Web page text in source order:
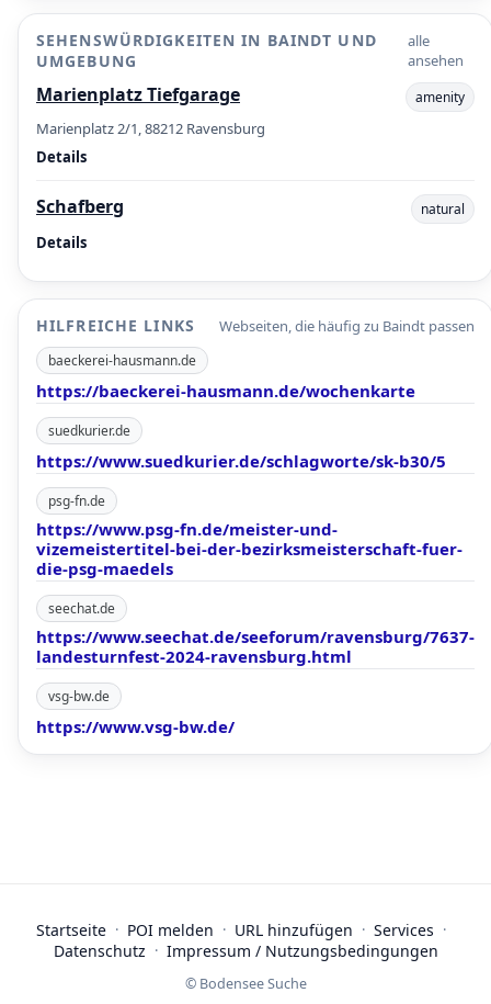
SEHENSWÜRDIGKEITEN IN BAINDT UND
UMGEBUNG
alle
ansehen
Marienplatz Tiefgarage amenity
Marienplatz 2/1, 88212 Ravensburg
Details
Schafberg natural
Details
HILFREICHE LINKS Webseiten, die häufig zu Baindt passen
baeckerei-hausmann.de
https://baeckerei-hausmann.de/wochenkarte
suedkurier.de
https://www.suedkurier.de/schlagworte/sk-b30/5
psg-fn.de
https://www.psg-fn.de/meister-und-
vizemeistertitel-bei-der-bezirksmeisterschaft-fuer-
die-psg-maedels
seechat.de
https://www.seechat.de/seeforum/ravensburg/7637-
landesturnfest-2024-ravensburg.html
vsg-bw.de
https://www.vsg-bw.de/
Startseite · POI melden · URL hinzufügen · Services ·
Datenschutz · Impressum / Nutzungsbedingungen
© Bodensee Suche